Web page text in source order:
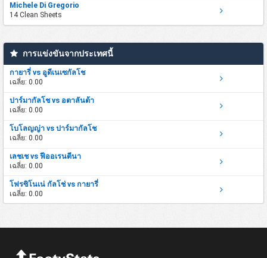
Michele Di Gregorio
14 Clean Sheets
การแข่งขันจากประเทศนี้
กายารี่ vs อูดีเนเซกัลโช
เฉลี่ย: 0.00
ปาร์มากัลโช vs อตาลันต้า
เฉลี่ย: 0.00
โบโลญญ่า vs ปาร์มากัลโช
เฉลี่ย: 0.00
เลชเช vs ฟีออเรนตีนา
เฉลี่ย: 0.00
โฟรซิโนเน่ กัลโช่ vs กายารี่
เฉลี่ย: 0.00